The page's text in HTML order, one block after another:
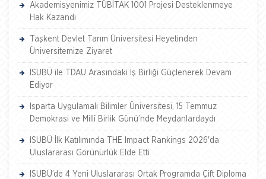
Akademisyenimiz TÜBİTAK 1001 Projesi Desteklenmeye
Hak Kazandı
Taşkent Devlet Tarım Üniversitesi Heyetinden
Üniversitemize Ziyaret
ISUBÜ ile TDAU Arasındaki İş Birliği Güçlenerek Devam
Ediyor
Isparta Uygulamalı Bilimler Üniversitesi, 15 Temmuz
Demokrasi ve Millî Birlik Günü’nde Meydanlardaydı
ISUBÜ İlk Katılımında THE Impact Rankings 2026'da
Uluslararası Görünürlük Elde Etti
ISUBÜ’de 4 Yeni Uluslararası Ortak Programda Çift Diploma